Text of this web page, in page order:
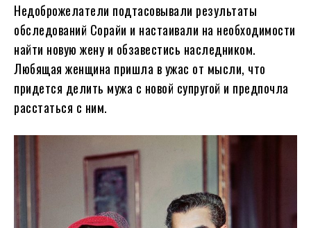
Недоброжелатели подтасовывали результаты
обследований Сорайи и настаивали на необходимости
найти новую жену и обзавестись наследником.
Любящая женщина пришла в ужас от мысли, что
придется делить мужа с новой супругой и предпочла
расстаться с ним.